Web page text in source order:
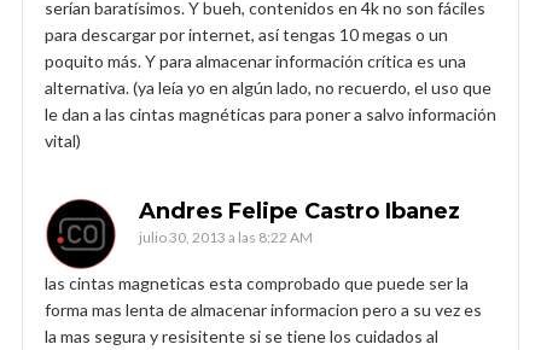
serían baratísimos. Y bueh, contenidos en 4k no son fáciles
para descargar por internet, así tengas 10 megas o un
poquito más. Y para almacenar información crítica es una
alternativa. (ya leía yo en algún lado, no recuerdo, el uso que
le dan a las cintas magnéticas para poner a salvo información
vital)
Andres Felipe Castro Ibanez
julio 30, 2013 a las 8:22 AM
las cintas magneticas esta comprobado que puede ser la
forma mas lenta de almacenar informacion pero a su vez es
la mas segura y resisitente si se tiene los cuidados al